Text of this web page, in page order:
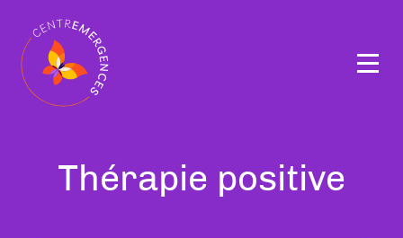
Tous
Thérapie positive
Navigation
principale